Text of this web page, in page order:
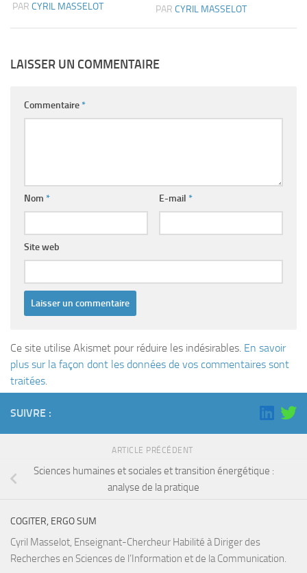
PAR CYRIL MASSELOT
PAR CYRIL MASSELOT
LAISSER UN COMMENTAIRE
Commentaire*
Nom * E-mail *
Site web
Ce site utilise Akismet pour réduire les indésirables. En savoir
plus sur la façon dont les données de vos commentaires sont
traitées.
SUIVRE :
ARTICLE PRÉCÉDENT
Sciences humaines et sociales et transition énergétique :
analyse de la pratique
COGITER, ERGO SUM
Cyril Masselot, Enseignant-Chercheur Habilité à Diriger des
Recherches en Sciences de l’Information et de la Communication.